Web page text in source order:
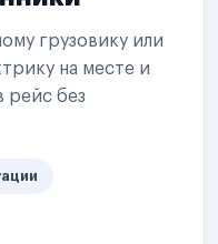
грузовику или
на месте и
рейс без